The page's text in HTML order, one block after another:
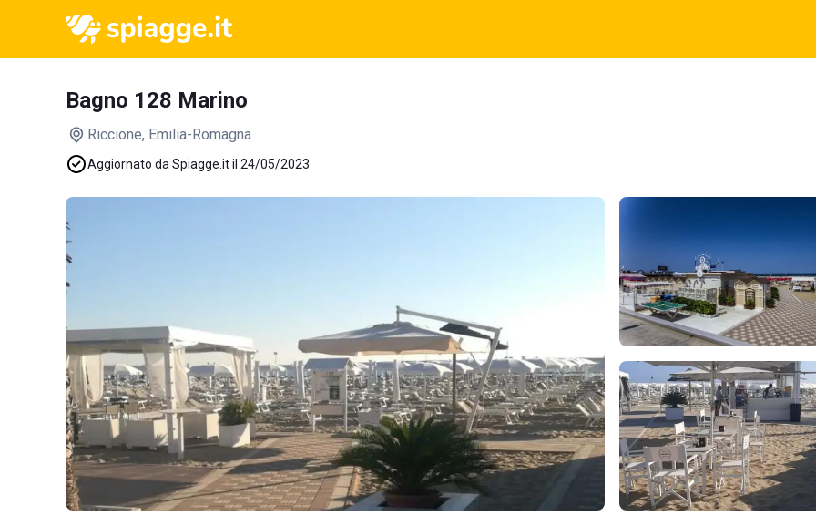
Bagno 128 Marino
Riccione, Emilia-Romagna
Aggiornato da Spiagge.it il 24/05/2023